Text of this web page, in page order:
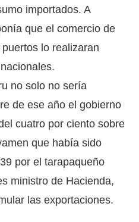
importados. A
que el comercio de
lo realizaran
no solo no sería
de ese año el gobierno
cuatro por ciento sobre
que había sido
por el tarapaqueño
ministro de Hacienda,
las exportaciones.